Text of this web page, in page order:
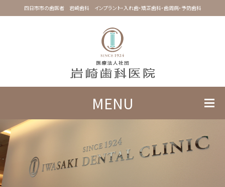
四日市市の歯医者 岩崎歯科 インプラント・入れ歯・矯正歯科・歯周病・予防歯科
MENU